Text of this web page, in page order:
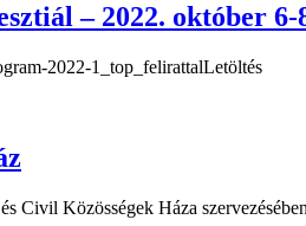
– 2022. október 6-
2022-1_top_felirattalLetöltés
Civil Közösségek Háza